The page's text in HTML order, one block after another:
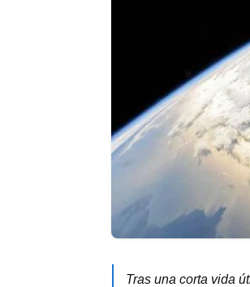
Tras una corta vida